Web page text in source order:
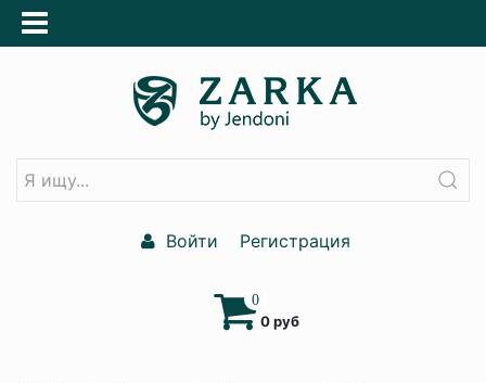
Войти Регистрация
0
0 руб